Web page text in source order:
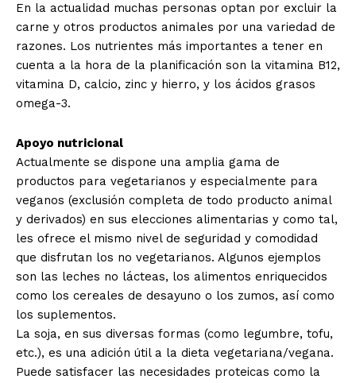
En la actualidad muchas personas optan por excluir la
carne y otros productos animales por una variedad de
razones. Los nutrientes más importantes a tener en
cuenta a la hora de la planificación son la vitamina B12,
vitamina D, calcio, zinc y hierro, y los ácidos grasos
omega-3.
Apoyo nutricional
Actualmente se dispone una amplia gama de
productos para vegetarianos y especialmente para
veganos (exclusión completa de todo producto animal
y derivados) en sus elecciones alimentarias y como tal,
les ofrece el mismo nivel de seguridad y comodidad
que disfrutan los no vegetarianos. Algunos ejemplos
son las leches no lácteas, los alimentos enriquecidos
como los cereales de desayuno o los zumos, así como
los suplementos.
La soja, en sus diversas formas (como legumbre, tofu,
etc.), es una adición útil a la dieta vegetariana/vegana.
Puede satisfacer las necesidades proteicas como la